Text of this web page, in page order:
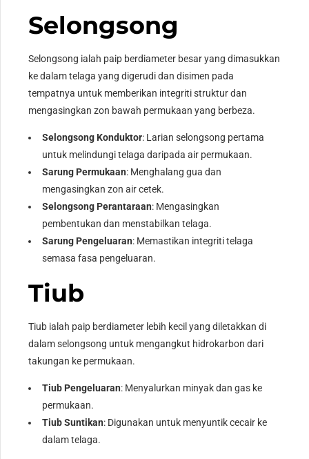
Selongsong
Selongsong ialah paip berdiameter besar yang dimasukkan
ke dalam telaga yang digerudi dan disimen pada
tempatnya untuk memberikan integriti struktur dan
mengasingkan zon bawah permukaan yang berbeza.
Selongsong Konduktor: Larian selongsong pertama
untuk melindungi telaga daripada air permukaan.
Sarung Permukaan: Menghalang gua dan
mengasingkan zon air cetek.
Selongsong Perantaraan: Mengasingkan
pembentukan dan menstabilkan telaga.
Sarung Pengeluaran: Memastikan integriti telaga
semasa fasa pengeluaran.
Tiub
Tiub ialah paip berdiameter lebih kecil yang diletakkan di
dalam selongsong untuk mengangkut hidrokarbon dari
takungan ke permukaan.
Tiub Pengeluaran: Menyalurkan minyak dan gas ke
permukaan.
Tiub Suntikan: Digunakan untuk menyuntik cecair ke
dalam telaga.